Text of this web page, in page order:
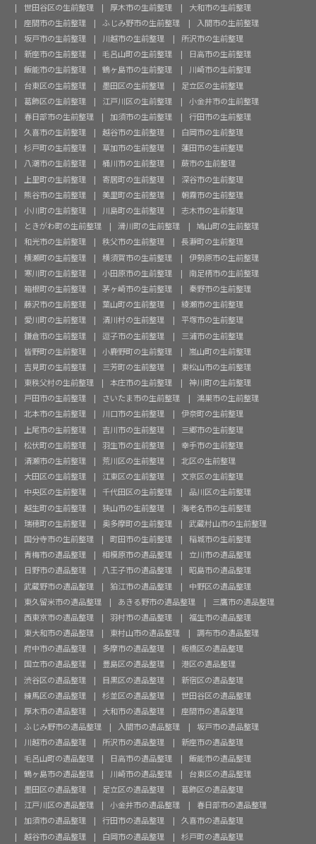
世田谷区の生前整理
厚木市の生前整理
大和市の生前整理
座間市の生前整理
ふじみ野市の生前整理
入間市の生前整理
坂戸市の生前整理
川越市の生前整理
所沢市の生前整理
新座市の生前整理
毛呂山町の生前整理
日高市の生前整理
飯能市の生前整理
鶴ヶ島市の生前整理
川崎市の生前整理
台東区の生前整理
墨田区の生前整理
足立区の生前整理
葛飾区の生前整理
江戸川区の生前整理
小金井市の生前整理
春日部市の生前整理
加須市の生前整理
行田市の生前整理
久喜市の生前整理
越谷市の生前整理
白岡市の生前整理
杉戸町の生前整理
草加市の生前整理
蓮田市の生前整理
八潮市の生前整理
桶川市の生前整理
蕨市の生前整理
上里町の生前整理
寄居町の生前整理
深谷市の生前整理
熊谷市の生前整理
美里町の生前整理
朝霧市の生前整理
小川町の生前整理
川島町の生前整理
志木市の生前整理
ときがわ町の生前整理
滑川町の生前整理
鳩山町の生前整理
和光市の生前整理
秩父市の生前整理
長瀞町の生前整理
横瀬町の生前整理
横須賀市の生前整理
伊勢原市の生前整理
寒川町の生前整理
小田原市の生前整理
南足柄市の生前整理
箱根町の生前整理
茅ヶ崎市の生前整理
秦野市の生前整理
藤沢市の生前整理
葉山町の生前整理
綾瀬市の生前整理
愛川町の生前整理
清川村の生前整理
平塚市の生前整理
鎌倉市の生前整理
逗子市の生前整理
三浦市の生前整理
皆野町の生前整理
小鹿野町の生前整理
嵐山町の生前整理
吉見町の生前整理
三芳町の生前整理
東松山市の生前整理
東秩父村の生前整理
本庄市の生前整理
神川町の生前整理
戸田市の生前整理
さいたま市の生前整理
鴻巣市の生前整理
北本市の生前整理
川口市の生前整理
伊奈町の生前整理
上尾市の生前整理
吉川市の生前整理
三郷市の生前整理
松伏町の生前整理
羽生市の生前整理
幸手市の生前整理
清瀬市の生前整理
荒川区の生前整理
北区の生前整理
大田区の生前整理
江東区の生前整理
文京区の生前整理
中央区の生前整理
千代田区の生前整理
品川区の生前整理
越生町の生前整理
狭山市の生前整理
海老名市の生前整理
瑞穂町の生前整理
奥多摩町の生前整理
武蔵村山市の生前整理
国分寺市の生前整理
町田市の生前整理
稲城市の生前整理
青梅市の遺品整理
相模原市の遺品整理
立川市の遺品整理
日野市の遺品整理
八王子市の遺品整理
昭島市の遺品整理
武蔵野市の遺品整理
狛江市の遺品整理
中野区の遺品整理
東久留米市の遺品整理
あきる野市の遺品整理
三鷹市の遺品整理
西東京市の遺品整理
羽村市の遺品整理
福生市の遺品整理
東大和市の遺品整理
東村山市の遺品整理
調布市の遺品整理
府中市の遺品整理
多摩市の遺品整理
板橋区の遺品整理
国立市の遺品整理
豊島区の遺品整理
港区の遺品整理
渋谷区の遺品整理
目黒区の遺品整理
新宿区の遺品整理
練馬区の遺品整理
杉並区の遺品整理
世田谷区の遺品整理
厚木市の遺品整理
大和市の遺品整理
座間市の遺品整理
ふじみ野市の遺品整理
入間市の遺品整理
坂戸市の遺品整理
川越市の遺品整理
所沢市の遺品整理
新座市の遺品整理
毛呂山町の遺品整理
日高市の遺品整理
飯能市の遺品整理
鶴ヶ島市の遺品整理
川崎市の遺品整理
台東区の遺品整理
墨田区の遺品整理
足立区の遺品整理
葛飾区の遺品整理
江戸川区の遺品整理
小金井市の遺品整理
春日部市の遺品整理
加須市の遺品整理
行田市の遺品整理
久喜市の遺品整理
越谷市の遺品整理
白岡市の遺品整理
杉戸町の遺品整理